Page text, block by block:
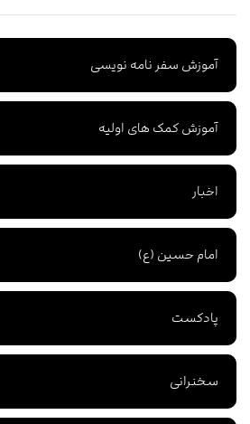
آموزش سفر نامه نویسی
آموزش کمک های اولیه
اخبار
امام حسین (ع)
پادکست
سخنرانی